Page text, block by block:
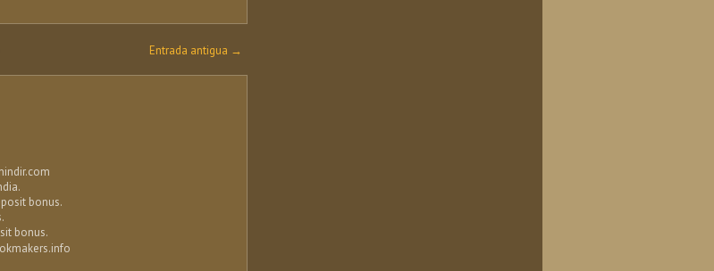
Entrada antigua →
bonus.
bonus.